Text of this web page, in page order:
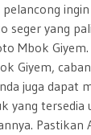
seger yang
Mbok Giyem.
Giyem,
juga dapat
yang tersedia
Pastikan